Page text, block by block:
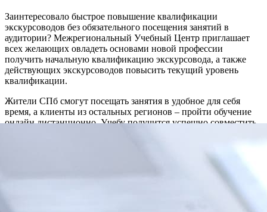
Заинтересовало быстрое повышение квалификации
экскурсоводов без обязательного посещения занятий в
аудитории? Межрегиональный Учебный Центр приглашает
всех желающих овладеть основами новой профессии
получить начальную квалификацию экскурсовода, а также
действующих экскурсоводов повысить текущий уровень
квалификации.
Жители СПб смогут посещать занятия в удобное для себя
время, а клиенты из остальных регионов – пройти обучение
онлайн дистанционно. Учебу получится успешно совместить
тематической литературе, консультируются с преподавателями
и кураторами. Закажите обратный звонок менеджера или
сразу приходите в центр, чтобы выбрать программу, узнать